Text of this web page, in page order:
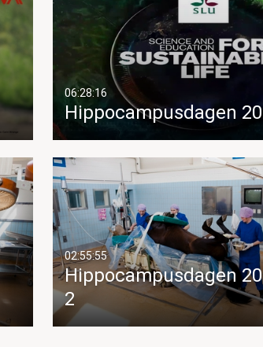
06:28:16
Hippocampusdagen
02:55:55
Hippocampusdagen
2